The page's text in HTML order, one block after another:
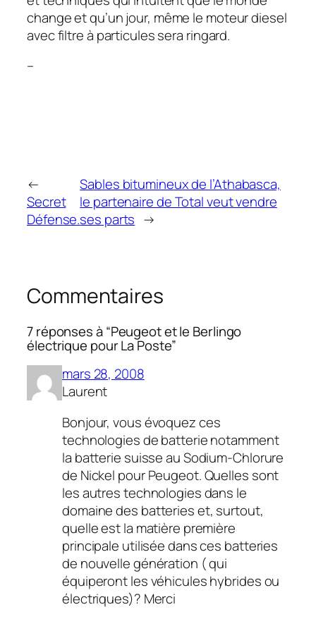
change et qu’un jour, même le moteur diesel
avec filtre à particules sera ringard.
–
←
Secret
Défense.
Sables bitumineux de l’Athabasca,
le partenaire de Total veut vendre
ses parts →
Commentaires
7 réponses à “Peugeot et le Berlingo
électrique pour La Poste”
mars 28, 2008
Laurent
Bonjour, vous évoquez ces
technologies de batterie notamment
la batterie suisse au Sodium-Chlorure
de Nickel pour Peugeot. Quelles sont
les autres technologies dans le
domaine des batteries et, surtout,
quelle est la matière première
principale utilisée dans ces batteries
de nouvelle génération ( qui
équiperont les véhicules hybrides ou
électriques)? Merci